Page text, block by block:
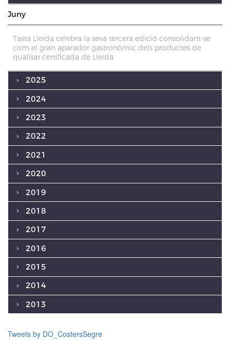
Juny
Tasta Lleida celebra la seva tercera edició consolidant-se
com el gran aparador gastronòmic dels productes de
qualitat certificada de Lleida
2025
2024
2023
2022
2021
2020
2019
2018
2017
2016
2015
2014
2013
Tweets by DO_CostersSegre